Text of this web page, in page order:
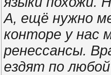
А, ещё нужно
конторе у нас
ренессансы.
ездят по